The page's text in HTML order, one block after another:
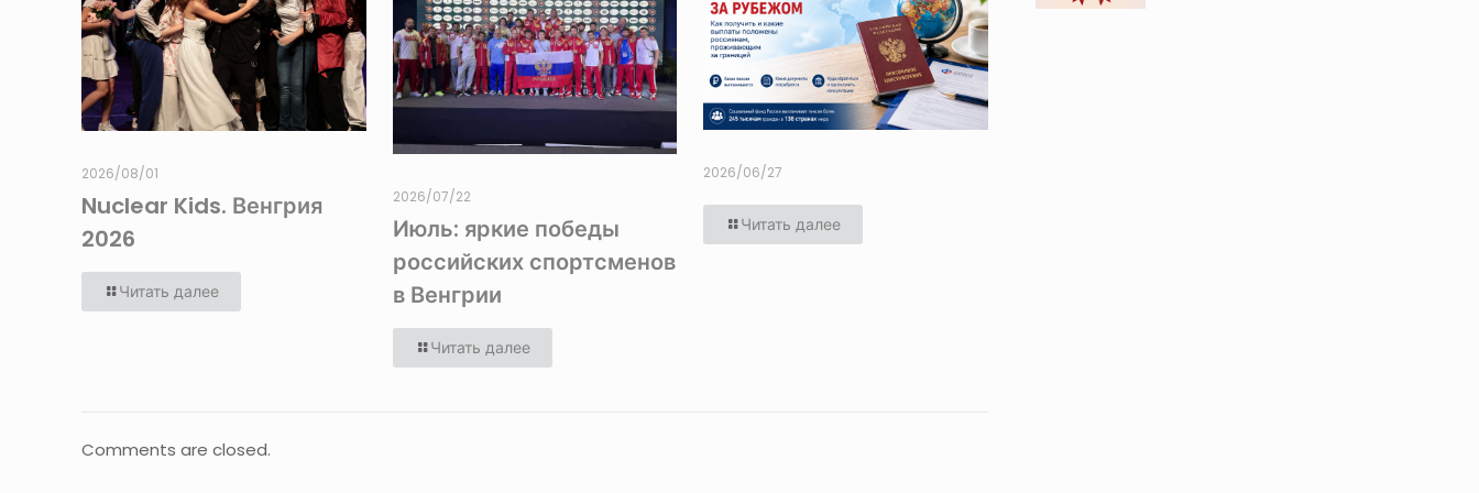
2026/08/01
Nuclear Kids. Венгрия
2026
Читать далее
2026/07/22
Июль: яркие победы
российских спортсменов
в Венгрии
Читать далее
2026/06/27
Читать далее
Comments are closed.